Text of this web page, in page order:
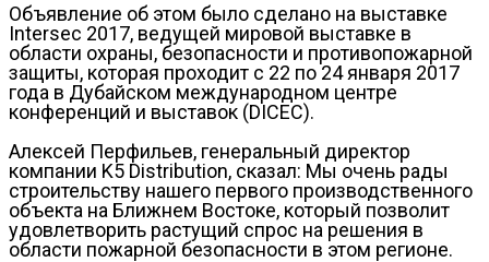
Объявление об этом было сделано на выставке
Intersec 2017, ведущей мировой выставке в
области охраны, безопасности и противопожарной
защиты, которая проходит с 22 по 24 января 2017
года в Дубайском международном центре
конференций и выставок (DICEC).
Алексей Перфильев, генеральный директор
компании K5 Distribution, сказал: Мы очень рады
строительству нашего первого производственного
объекта на Ближнем Востоке, который позволит
удовлетворить растущий спрос на решения в
области пожарной безопасности в этом регионе.